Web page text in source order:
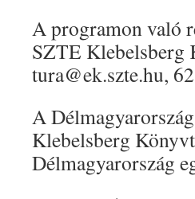
A programon való
SZTE Klebelsberg
tura@ek.szte.hu,
A
Klebelsberg
Délmagyarország